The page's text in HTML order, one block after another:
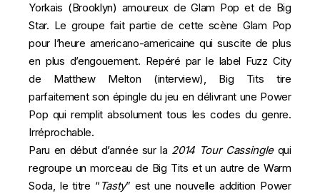
Yorkais (Brooklyn) amoureux de Glam Pop et de Big
Star. Le groupe fait partie de cette scène Glam Pop
pour l’heure americano-americaine qui suscite de plus
en plus d’engouement. Repéré par le label Fuzz City
de Matthew Melton (interview), Big Tits tire
parfaitement son épingle du jeu en délivrant une Power
Pop qui remplit absolument tous les codes du genre.
Irréprochable.
Paru en début d’année sur la 2014 Tour Cassingle qui
regroupe un morceau de Big Tits et un autre de Warm
Soda, le titre “ Tasty” est une nouvelle addition Power